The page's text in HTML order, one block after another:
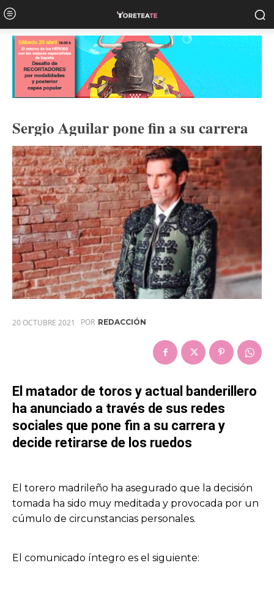
Sergio Aguilar pone fin a su carrera
20 OCTUBRE 2021 POR REDACCIÓN
El matador de toros y actual banderillero
ha anunciado a través de sus redes
sociales que pone fin a su carrera y
decide retirarse de los ruedos
El torero madrileño ha asegurado que la decisión
tomada ha sido muy meditada y provocada por un
cúmulo de circunstancias personales.
El comunicado íntegro es el siguiente: